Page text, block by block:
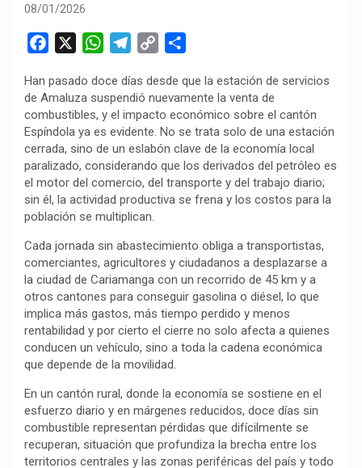
08/01/2026
c
e
b
o
o
k
W
a
t
s
A
p
p
l
e
g
r
a
m
p
y
L
i
n
k
m
p
a
r
t
i
Han pasado doce días desde que la estación de servicios
de Amaluza suspendió nuevamente la venta de
combustibles, y el impacto económico sobre el cantón
Espíndola ya es evidente. No se trata solo de una estación
cerrada, sino de un eslabón clave de la economía local
paralizado, considerando que los derivados del petróleo es
el motor del comercio, del transporte y del trabajo diario;
sin él, la actividad productiva se frena y los costos para la
población se multiplican.
Cada jornada sin abastecimiento obliga a transportistas,
comerciantes, agricultores y ciudadanos a desplazarse a
la ciudad de Cariamanga con un recorrido de 45 km y a
otros cantones para conseguir gasolina o diésel, lo que
implica más gastos, más tiempo perdido y menos
rentabilidad y por cierto el cierre no solo afecta a quienes
conducen un vehículo, sino a toda la cadena económica
que depende de la movilidad.
En un cantón rural, donde la economía se sostiene en el
esfuerzo diario y en márgenes reducidos, doce días sin
combustible representan pérdidas que difícilmente se
recuperan, situación que profundiza la brecha entre los
territorios centrales y las zonas periféricas del país y todo